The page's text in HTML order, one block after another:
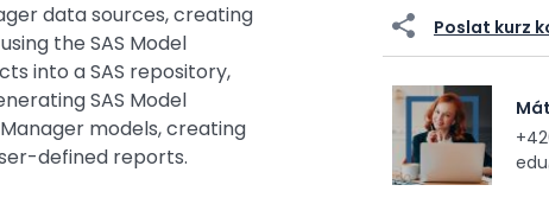
data sources, creating
the SAS Model
into a SAS repository,
SAS Model
models, creating
defined reports.
Poslat kurz